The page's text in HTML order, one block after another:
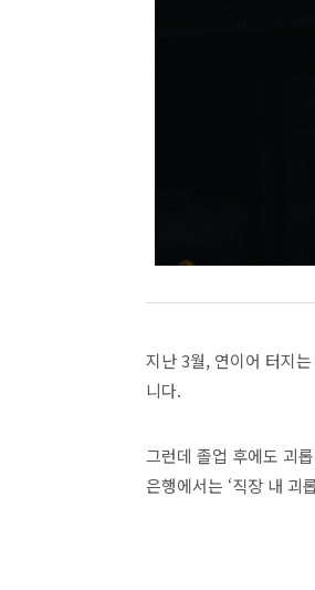
지난3월, 연이어 터지
니다.
그런데 졸업 후에도 괴
은행에서는 ‘직장 내 괴